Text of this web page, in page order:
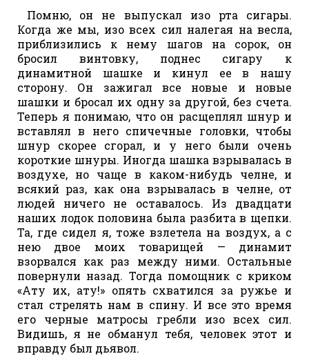
Помню, он не выпускал изо рта сигары.
Когда же мы, изо всех сил налегая на весла,
приблизились к нему шагов на сорок, он
бросил винтовку, поднес сигару к
динамитной шашке и кинул ее в нашу
сторону. Он зажигал все новые и новые
шашки и бросал их одну за другой, без счета.
Теперь я понимаю, что он расщеплял шнур и
вставлял в него спичечные головки, чтобы
шнур скорее сгорал, и у него были очень
короткие шнуры. Иногда шашка взрывалась в
воздухе, но чаще в каком-нибудь челне, и
всякий раз, как она взрывалась в челне, от
людей ничего не оставалось. Из двадцати
наших лодок половина была разбита в щепки.
Та, где сидел я, тоже взлетела на воздух, а с
нею двое моих товарищей — динамит
взорвался как раз между ними. Остальные
повернули назад. Тогда помощник с криком
«Ату их, ату!» опять схватился за ружье и
стал стрелять нам в спину. И все это время
его черные матросы гребли изо всех сил.
Видишь, я не обманул тебя, человек этот и
вправду был дьявол.